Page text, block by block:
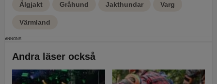
Älgjakt Gråhund Jakthundar Varg
Värmland
Andra läser också